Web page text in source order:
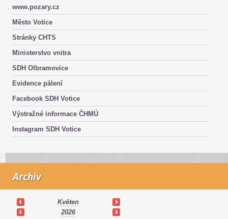
www.pozary.cz
Město Votice
Stránky CHTS
Ministerstvo vnitra
SDH Olbramovice
Evidence pálení
Facebook SDH Votice
Výstražné informace ČHMÚ
Instagram SDH Votice
Archiv
Květen
2026